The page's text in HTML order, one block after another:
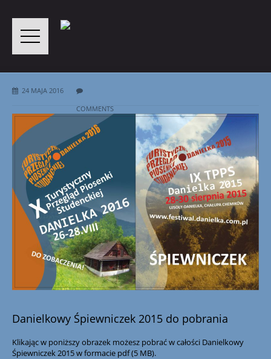
24 MAJA 2016
COMMENTS
Danielkowy Śpiewniczek 2015 do pobrania
Klikając w poniższy obrazek możesz pobrać w całości Danielkowy
Śpiewniczek 2015 w formacie pdf (5 MB).